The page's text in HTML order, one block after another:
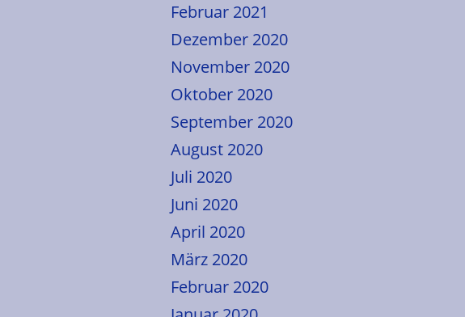
Februar 2021
Dezember 2020
November 2020
Oktober 2020
September 2020
August 2020
Juli 2020
Juni 2020
April 2020
März 2020
Februar 2020